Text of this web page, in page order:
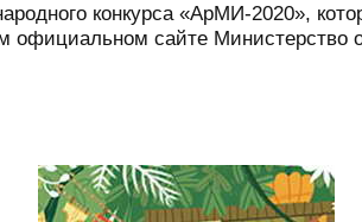
конкурса «АрМИ-2020»,
официальном сайте